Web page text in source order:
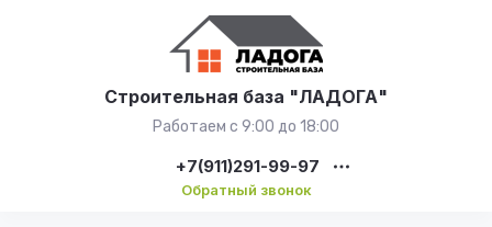
Строительная база "ЛАДОГА"
Работаем с 9:00 до 18:00
+7(911)291-99-97
Обратный звонок